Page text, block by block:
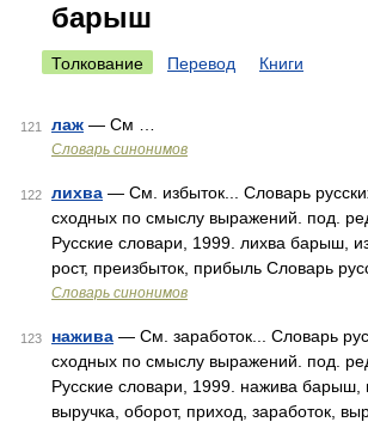
барыш
Толкование Перевод Книги
121 лаж — См …
Словарь синонимов
122 лихва — См. избыток... Словарь
сходных по смыслу выражений. под.
Русские словари, 1999. лихва барыш,
рост, преизбыток, прибыль Словарь
Словарь синонимов
123 нажива — См. заработок... Словарь
сходных по смыслу выражений. под.
Русские словари, 1999. нажива барыш,
выручка, оборот, приход, заработок,